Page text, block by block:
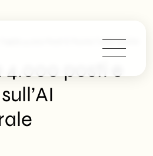
Taglia 4.000 Posti E Punta Tutto Sull’AI
4.000 posti e